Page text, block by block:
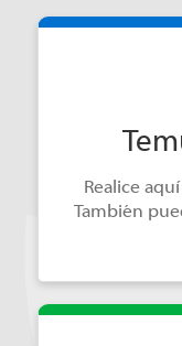
Realice
También